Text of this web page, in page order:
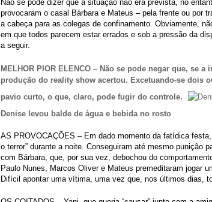
Não se pode dizer que a situação não era prevista, no
provocaram o casal Bárbara e Mateus – pela frente ou por
a cabeça para as colegas de confinamento. Obviamente,
em que todos parecem estar errados e sob a pressão da
a seguir.
MELHOR PIOR ELENCO – Não se pode negar que, se
produção do reality show acertou. Excetuando-se dois
pavio curto, o que, claro, pode fugir do controle.
Denise levou balde de água e bebida no rosto
AS PROVOCAÇÕES – Em dado momento da fatídica
o terror” durante a noite. Conseguiram até mesmo punição
com Bárbara, que, por sua vez, debochou do
Paulo Nunes, Marcos Oliver e Mateus premeditaram jogar
Difícil apontar uma vítima, uma vez que, nos últimos dias,